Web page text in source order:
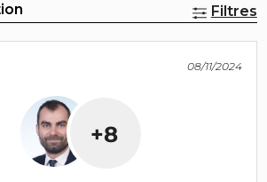
Filtres
08/11/2024
+8